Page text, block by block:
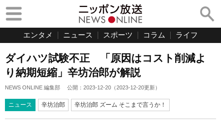
エンタメ ニュース スポーツ コラム ライフ
ダイハツ試験不正 「原因はコスト削減よ
り納期短縮」辛坊治郎が解説
NEWS ONLINE 編集部 公開： 2023-12-20 （2023-12-20更新）
ニュース 辛坊治郎 辛坊治郎 ズーム そこまで言うか！